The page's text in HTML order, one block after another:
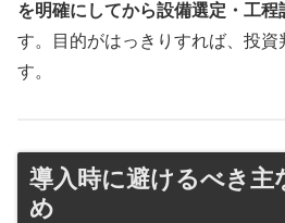
を明確にしてから設備選定・工程
す。目的がはっきりすれば、投資
す。
導入時に避けるべき主
め